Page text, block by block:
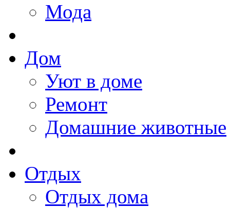
Мода
Дом
Уют в доме
Ремонт
Домашние животные
Отдых
Отдых дома